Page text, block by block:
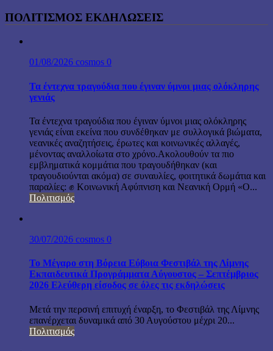
ΠΟΛΙΤΙΣΜΟΣ ΕΚΔΗΛΩΣΕΙΣ
01/08/2026 cosmos 0
Τα έντεχνα τραγούδια που έγιναν ύμνοι μιας ολόκληρης
γενιάς
Τα έντεχνα τραγούδια που έγιναν ύμνοι μιας ολόκληρης
γενιάς είναι εκείνα που συνδέθηκαν με συλλογικά βιώματα,
νεανικές αναζητήσεις, έρωτες και κοινωνικές αλλαγές,
μένοντας αναλλοίωτα στο χρόνο.Ακολουθούν τα πιο
εμβληματικά κομμάτια που τραγουδήθηκαν (και
τραγουδιούνται ακόμα) σε συναυλίες, φοιτητικά δωμάτια και
παραλίες: ✊ Κοινωνική Αφύπνιση και Νεανική Ορμή «Ο...
Πολιτισμός
30/07/2026 cosmos 0
Το Μέγαρο στη Βόρεια Εύβοια Φεστιβάλ της Λίμνης
Εκπαιδευτικά Προγράμματα Αύγουστος – Σεπτέμβριος
2026 Ελεύθερη είσοδος σε όλες τις εκδηλώσεις
Μετά την περσινή επιτυχή έναρξη, το Φεστιβάλ της Λίμνης
επανέρχεται δυναμικά από 30 Αυγούστου μέχρι 20...
Πολιτισμός